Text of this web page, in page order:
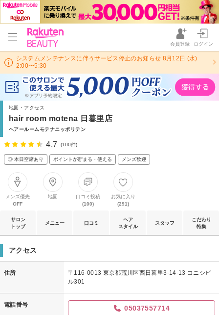
会員登録 ログイン
システムメンテナンスに伴うサービス停止のお知らせ 8月12日 (水)
2:00〜5:30
地図・アクセス
hair room motena 日暮里店
ヘアールームモテナニッポリテン
4.7 (100件)
◎ 本日空席あり ポイントが貯まる・使える メンズ歓迎
メンズ優先
OFF
地図
口コミ投稿
(100)
お気に入り
(291)
サロン
トップ
メニュー 口コミ
ヘア
スタイル
スタッフ
こだわり
特集
アクセス
住所
〒116-0013 東京都荒川区西日暮里3-14-13 コニシビ
ル301
電話番号 05037557714